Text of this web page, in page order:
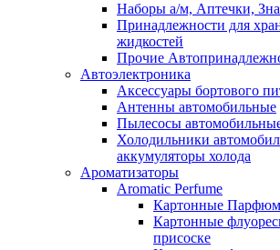
Наборы а/м, Аптечки,
Принадлежности для
жидкостей
Прочие
Автоэлектроника
Аксессуары бортового
Антенны автомобильные
Пылесосы
Холодильники
аккумуляторы холода
Ароматизаторы
Aromatic Perfume
Картонные Парфюм
Картонные
присоске